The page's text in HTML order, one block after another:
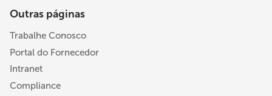
Outras páginas
Trabalhe Conosco
Portal do Fornecedor
Intranet
Compliance